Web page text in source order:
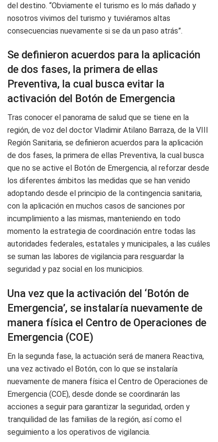
del destino. “Obviamente el turismo es lo más dañado y
nosotros vivimos del turismo y tuviéramos altas
consecuencias nuevamente si se da un paso atrás”.
Se definieron acuerdos para la aplicación
de dos fases, la primera de ellas
Preventiva, la cual busca evitar la
activación del Botón de Emergencia
Tras conocer el panorama de salud que se tiene en la
región, de voz del doctor Vladimir Atilano Barraza, de la VIII
Región Sanitaria, se definieron acuerdos para la aplicación
de dos fases, la primera de ellas Preventiva, la cual busca
que no se active el Botón de Emergencia, al reforzar desde
los diferentes ámbitos las medidas que se han venido
adoptando desde el principio de la contingencia sanitaria,
con la aplicación en muchos casos de sanciones por
incumplimiento a las mismas, manteniendo en todo
momento la estrategia de coordinación entre todas las
autoridades federales, estatales y municipales, a las cuáles
se suman las labores de vigilancia para resguardar la
seguridad y paz social en los municipios.
Una vez que la activación del ‘Botón de
Emergencia’, se instalaría nuevamente de
manera física el Centro de Operaciones de
Emergencia (COE)
En la segunda fase, la actuación será de manera Reactiva,
una vez activado el Botón, con lo que se instalaría
nuevamente de manera física el Centro de Operaciones de
Emergencia (COE), desde donde se coordinarán las
acciones a seguir para garantizar la seguridad, orden y
tranquilidad de las familias de la región, así como el
seguimiento a los operativos de vigilancia.